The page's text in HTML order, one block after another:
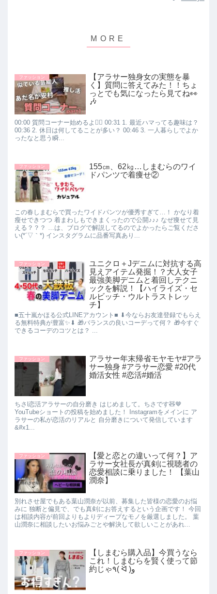
ファッション
【アラサー独身女の実態を暴
く】質問に答えてみた！！ちょ
っとでも気になったら見てね👀
🎶
00:00 質問コーナー始めるよ🙋‍♀️ 00:31 1. 最近ハマってる趣味は？
00:36 2. 休日は何してることが多い？ 00:46 3. 一人暮らしでよか
ったなと思う瞬...
ファッション
155㎝、62㎏…しまむらのワイ
ドパンツで着痩せ②
この春しまむらで買ったワイドパンツが優秀すぎて…！ かなり着
瘦せできつつ 着まわしもできまくったので公開♪♪♪ なぜ痩せて見
える？？？ …は、ブログで解説してるのでよかったらご覧くださ
い(*´▽｀*) インスタグラムに品番写真あり...
ファッション
ユニクロ＋Jデニムに対抗する高
見えアイテム発掘！？大人女子
最強美脚デニムと着回しテクニ
ックを解説！【ハイライズ・セ
ルビッチ・ウルトラストレッ
チ】
■五十嵐かほる公式LINEアカウント■ ⬇︎今ならお友達登録でもらえ
る無料特典が豊富✨⬇︎ 🎁バランスの良いコーデって何？ 🎁今すぐ
できるコーデのコツとは？ ...
ファッション
アラサー年末帰省モヤモヤ#アラ
サー独身 #アラサー恋愛 #20代
婚活女性 #恋活#婚活
ちさl恋活アラサーの自分磨き はじめまして。ちさです🧸🤎
YouTubeショートの投稿を始めました！ Instagramをメインに ア
ラサーの私が恋活のリアルと 自分磨きについて発信しています
&#x1...
ファッション
【愛と恋との違いって何？】ア
ラサー女社長が真剣に視聴者の
恋愛相談に乗りました！ 【葉山
潤奈】
別れさせ屋でもある葉山潤奈が以前、募集した皆様の恋愛のお悩
みに 独断と偏見で、でも真剣にお答えするという企画です！ 今回
は相談内容が前回よりもよりディープなモノを厳選しました。 葉
山潤奈に相談したいお悩みごとや解決して欲しいことがあれ...
ファッション
【しまむら購入品】今買うなら
これ！しまむらを賢く使って節
約じゃ٩( ᐛ )و